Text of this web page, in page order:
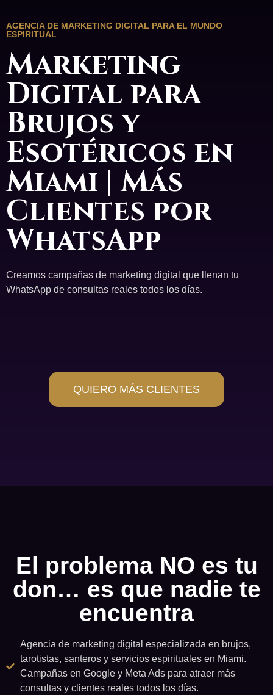
AGENCIA DE MARKETING DIGITAL PARA EL MUNDO
ESPIRITUAL
Marketing
Digital para
Brujos y
Esotéricos en
Miami | Más
Clientes por
WhatsApp
Creamos campañas de marketing digital que llenan tu
WhatsApp de consultas reales todos los días.
QUIERO MÁS CLIENTES
El problema NO es tu
don… es que nadie te
encuentra
Agencia de marketing digital especializada en brujos,
tarotistas, santeros y servicios espirituales en Miami.
Campañas en Google y Meta Ads para atraer más
consultas y clientes reales todos los días.